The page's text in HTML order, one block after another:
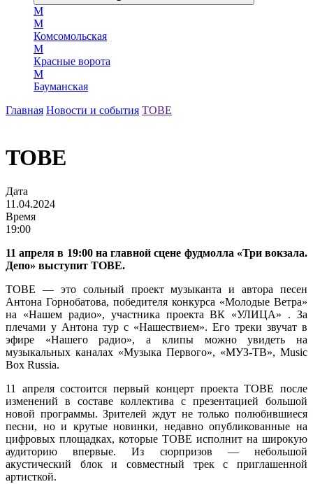
М
М
Комсомольская
М
Красные ворота
М
Бауманская
Главная Новости и события TOBE
TOBE
Дата
11.04.2024
Время
19:00
11 апреля в 19:00 на главной сцене фудмолла «Три вокзала.
Депо» выступит TOBE.
TOBE — это сольный проект музыканта и автора песен
Антона Горнобатова, победителя конкурса «Молодые Ветра»
на «Нашем радио», участника проекта ВК «УЛИЦА» . За
плечами у Антона тур с «Нашествием». Его треки звучат в
эфире «Нашего радио», а клипы можно увидеть на
музыкальных каналах «Музыка Первого», «МУЗ-ТВ», Music
Box Russia.
11 апреля состоится первый концерт проекта TOBE после
изменений в составе коллектива с презентацией большой
новой программы. Зрителей ждут не только полюбившиеся
песни, но и крутые новинки, недавно опубликованные на
цифровых площадках, которые TOBE исполнит на широкую
аудиторию впервые. Из сюрпризов — небольшой
акустический блок и совместный трек с приглашенной
артисткой.